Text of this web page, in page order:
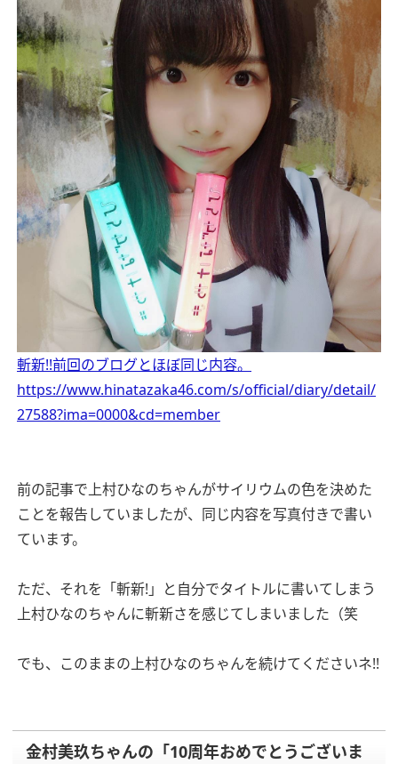
斬新!!前回のブログとほぼ同じ内容。
https://www.hinatazaka46.com/s/official/diary/detail/
27588?ima=0000&cd=member
前の記事で上村ひなのちゃんがサイリウムの色を決めた
ことを報告していましたが、同じ内容を写真付きで書い
ています。
ただ、それを「斬新!」と自分でタイトルに書いてしまう
上村ひなのちゃんに斬新さを感じてしまいました（笑
でも、このままの上村ひなのちゃんを続けてくださいネ!!
金村美玖ちゃんの「10周年おめでとうございま